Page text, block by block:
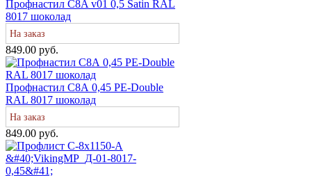
Профнастил С8A v01 0,5 Satin RAL
8017 шоколад
На заказ
849.00 руб.
Профнастил С8А 0,45 PE-Double
RAL 8017 шоколад
На заказ
849.00 руб.